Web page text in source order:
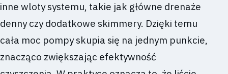
inne wloty systemu, takie jak główne drenaże
denny czy dodatkowe skimmery. Dzięki temu
cała moc pompy skupia się na jednym punkcie,
znacząco zwiększając efektywność